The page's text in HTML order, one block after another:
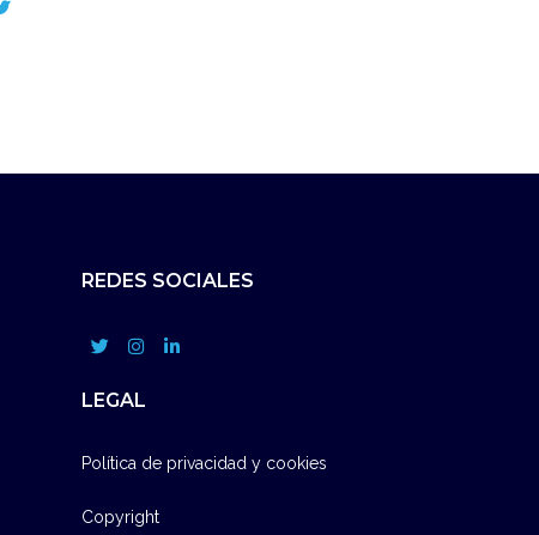
REDES SOCIALES
LEGAL
Política de privacidad y cookies
Copyright